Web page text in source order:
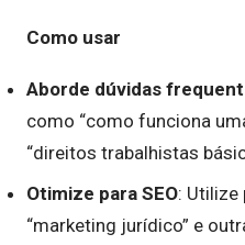
Como usar
Aborde dúvidas
como “como funciona
“direitos trabalhistas
Otimize para SEO: Utilize
“marketing jurídico” e